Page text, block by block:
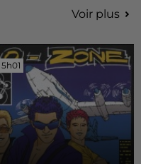
Voir plus
5h01
5h01